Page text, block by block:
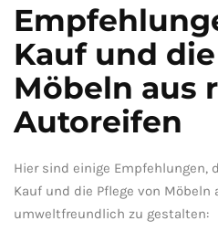
Kauf und
Möbeln aus
Autoreifen
Hier sind einige Empfehlungen,
Kauf⁢ und die ⁢Pflege ⁣von
umweltfreundlich ‌zu⁣ gestalten: